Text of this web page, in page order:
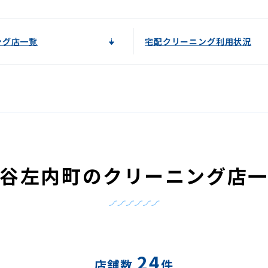
店一覧 宅配クリーニング利用状況
左内町のクリーニング店
24